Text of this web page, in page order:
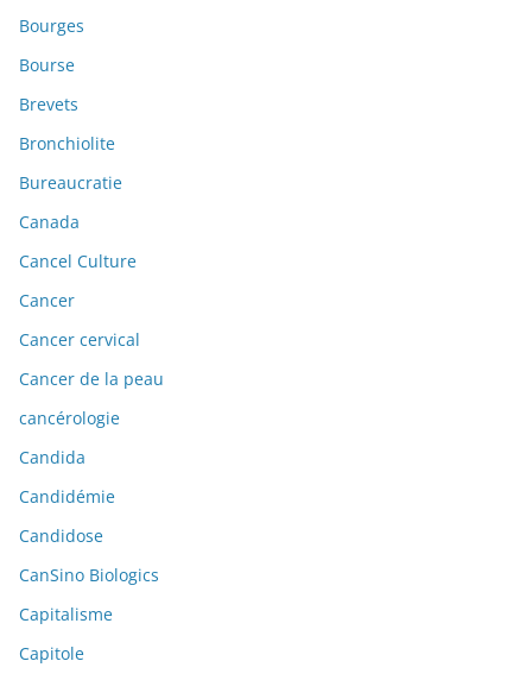
Bourges
Bourse
Brevets
Bronchiolite
Bureaucratie
Canada
Cancel Culture
Cancer
Cancer cervical
Cancer de la peau
cancérologie
Candida
Candidémie
Candidose
CanSino Biologics
Capitalisme
Capitole